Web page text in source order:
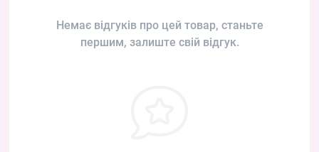
Немає відгуків про цей товар, станьте
першим, залиште свій відгук.